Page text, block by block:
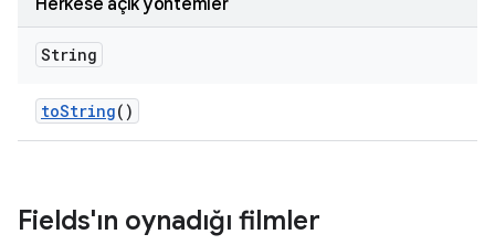
Herkese açık yöntemler
String
toString()
Fields'ın oynadığı filmler